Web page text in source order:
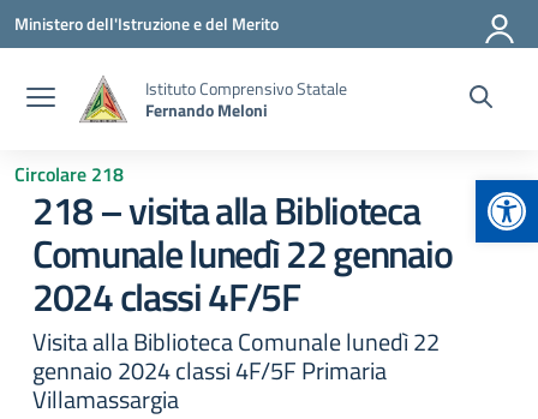
Vai ai contenuti
Vai al menu di navigazione
Vai al footer
Ministero dell'Istruzione e del Merito
Istituto Comprensivo Statale
Fernando Meloni
Circolare 218
218 – visita alla Biblioteca
Comunale lunedì 22 gennaio
2024 classi 4F/5F
Visita alla Biblioteca Comunale lunedì 22
gennaio 2024 classi 4F/5F Primaria
Villamassargia